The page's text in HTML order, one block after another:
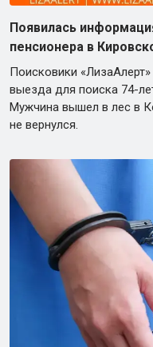
Появилась
пенсионера в
Поисковики
выезда для поиска 74-
Мужчина вышел в лес в
не вернулся.